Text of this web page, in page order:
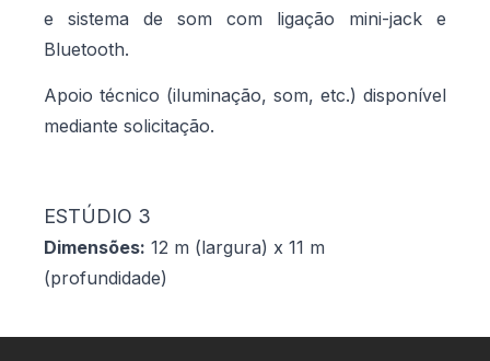
e sistema de som com ligação mini-jack e
Bluetooth.
Apoio técnico (iluminação, som, etc.) disponível
mediante solicitação.
ESTÚDIO 3
Dimensões: 12 m (largura) x 11 m
(profundidade)